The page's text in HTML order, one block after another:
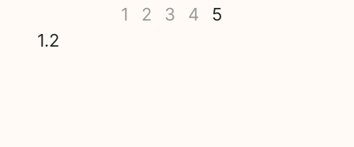
1
2 3 4 5